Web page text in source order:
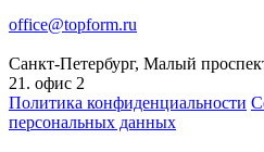
office@topform.ru
Санкт-Петербург, Малый
21. офис 2
Политика конфиденциальности
персональных данных